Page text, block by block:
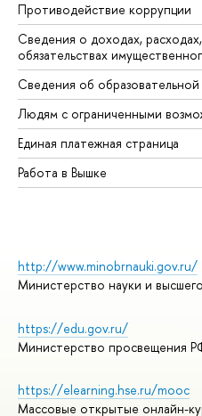
Противодействие коррупции
Сведения о доходах,
обязательствах
Сведения об образовательной
Людям с ограниченными
Единая платежная страница
Работа в Вышке
http://www.minobrnauki.gov.ru/
Министерство науки и
https://edu.gov.ru/
Министерство просвещения
https://elearning.hse.ru/mooc
Массовые открытые онлайн-